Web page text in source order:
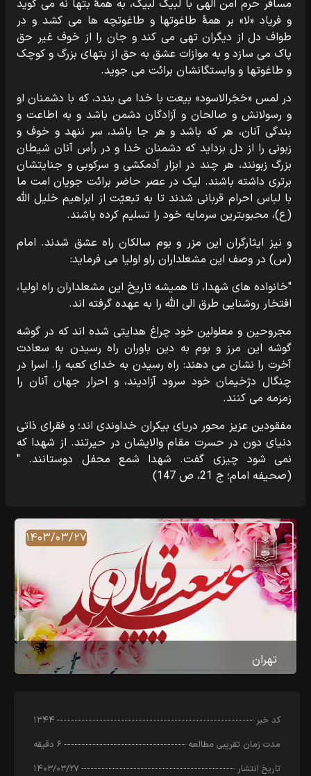
مسافر حرم امن الهی با لبیک لبیک، به همۀ بتها نه می گوید
و فریاد «لا» بر همۀ طاغوتها و طاغوتچه ها می کشد و در
طواف دل از دیگران تهی می کند و جان را از خوف غیر حق
پاک می سازد و به موازات عشق به حق از بتهای بزرگ و کوچک
و طاغوتها و وابستگانشان برائت می جوید.
در لمس «حَجَرالاسود» بیعت با خدا می بندد، که با دشمنان او
و رسولانش و صالحان و آزادگان دشمن باشد و به اطاعت و
بندگی آنان، هر که باشد و هر جا باشد، سر ننهد و خوف و
زبونی را از دل بزداید که دشمنان خدا و در رأس آنان شیطان
بزرگ زبونند، هر چند در ابزار آدمکشی و سرکوبی و جنایتشان
برتری داشته باشند. لیک در عصر حاضر برائت جویان امت ما
با لباس احرام قربانی شدند تا به تبعیّت از ابراهیم خلیل اللّه
(ع)، محبوبترین سرمایه خود را تسلیم کرده باشند.
و نیز ایثارگران این مزر و بوم سالکان راه عشق شدند. امام
(س) در وصف این مشعلداران راو اولیا می فرماید:
"خانواده های شهدا، تا همیشه تاریخ این مشعلداران راه اولیا،
افتخار روشنایی طرق الی الله را به عهده گرفته اند.
مجروحین و معلولین خود چراغ هدایتی شده اند که در گوشه
گوشه این مرز و بوم به دین باوران راه رسیدن به سعادت
آخرت را نشان می دهند: راه رسیدن به خدای کعبه را. اسرا در
چنگال دژخیمان خود سرود آزادیند، و احرار جهان آنان را
زمزمه می کنند.
مفقودین عزیز محور دریای بیکران خداوندی اند؛ و فقرای ذاتی
دنیای دون در حسرت مقام والایشان در حیرتند. از شهدا که
نمی شود چیزی گفت. شهدا شمع محفل دوستانند. "
(صحیفه امام؛ ج 21، ص 147)
۱۴۰۳/۰۳/۲۷
تهران
کد خبر
۱۳۴۴
مدت زمان تقریبی مطالعه
۶ دقیقه
تاریخ انتشار
۱۴۰۳/۰۳/۲۷